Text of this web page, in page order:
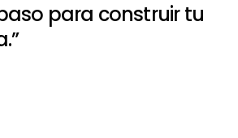
para construir tu